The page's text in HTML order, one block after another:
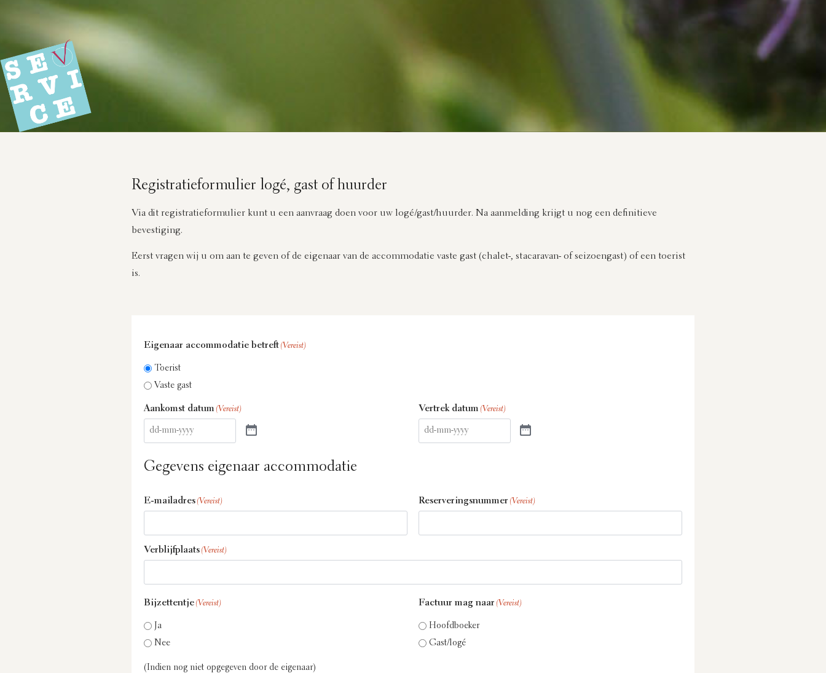
Registratieformulier logé, gast of huurder
Via dit registratieformulier kunt u een aanvraag doen voor uw logé/gast/huurder. Na aanmelding krijgt u nog een definitieve
bevestiging.
Eerst vragen wij u om aan te geven of de eigenaar van de accommodatie vaste gast (chalet-, stacaravan- of seizoengast) of een toerist
is.
Eigenaar accommodatie betreft (Vereist)
Toerist
Vaste gast
Aankomst datum (Vereist) Vertrek datum (Vereist)
Gegevens eigenaar accommodatie
E-mailadres (Vereist) Reserveringsnummer (Vereist)
Verblijfplaats (Vereist)
Bijzettentje (Vereist)
Ja
Nee
(Indien nog niet opgegeven door de eigenaar)
Factuur mag naar (Vereist)
Hoofdboeker
Gast/logé